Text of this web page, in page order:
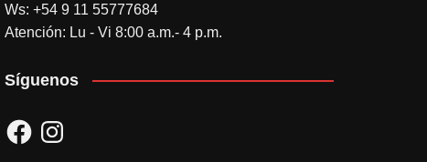
Ws: +54 9 11 55777684
Atención: Lu - Vi 8:00 a.m.- 4 p.m.
Síguenos
FacebookInstagram